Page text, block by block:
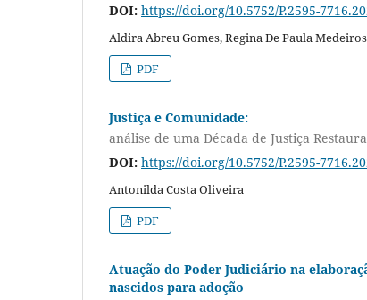
DOI: https://doi.org/10.5752/P.2595-
Aldira Abreu Gomes, Regina De Paula Medeiros
PDF
Justiça e Comunidade:
análise de uma Década de Justiça
DOI: https://doi.org/10.5752/P.2595-
Antonilda Costa Oliveira
PDF
Atuação do Poder Judiciário na
nascidos para adoção